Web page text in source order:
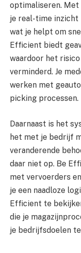
optimaliseren.
je real-time inzicht
wat je helpt om
Efficient biedt
waardoor het
verminderd. Je
werken met
picking processen.
Daarnaast is het
het met je bedrijf
veranderende
daar niet op. Be
met vervoerders
je een naadloze
Efficient te
die je
je bedrijfsdoelen